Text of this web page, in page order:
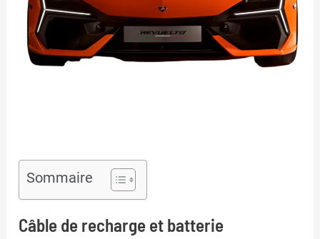
Sommaire
Câble de recharge et batterie